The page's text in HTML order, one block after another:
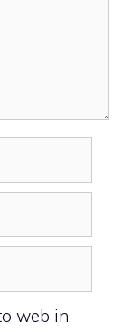
web in